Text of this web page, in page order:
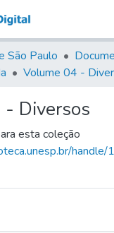
&
Coleções
Tudo na
Digital
Estatísticas
São Paulo
Volume 04 -
Diversos
esta coleção